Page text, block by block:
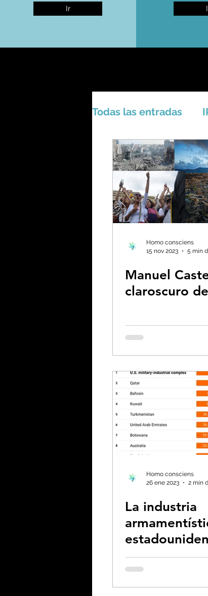
Ir
Todas las entradas
Activismo - Greta -
Amazonas -
Calentamiento
Coronavirus
Desforestación -
Espiritualidad
Filosofía - Sociología
Huella de carbono
Homo consciens
15 nov 2023
5 min
Manuel
claroscuro
Homo consciens
26 ene 2023
2 min
La industria
las
cápita más
mundo